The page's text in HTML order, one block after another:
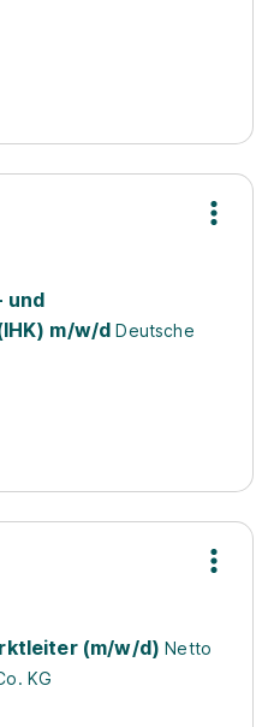
und
m/w/d Deutsche
(m/w/d) Netto
KG